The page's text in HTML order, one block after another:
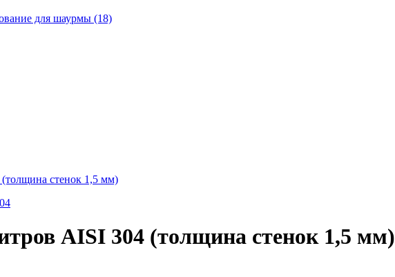
для шаурмы (18)
стенок 1,5 мм)
AISI 304 (толщина стенок 1,5 мм)